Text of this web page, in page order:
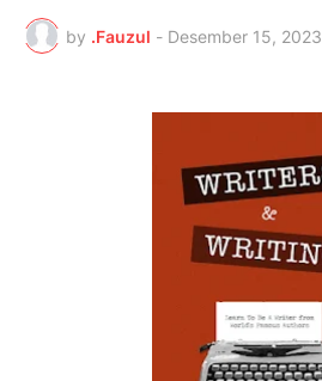
by .Fauzul - Desember 15, 2023